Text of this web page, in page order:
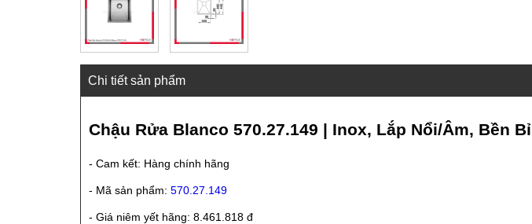
Chi tiết sản phẩm
Chậu Rửa Blanco 570.27.149 | Inox, Lắp Nổi/Âm, Bền Bỉ
- Cam kết: Hàng chính hãng
- Mã sản phẩm: 570.27.149
- Giá niêm yết hãng: 8.461.818 đ